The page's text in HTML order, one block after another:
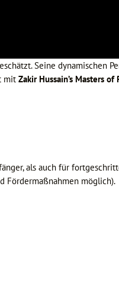
Seine dynamischen
mit Zakir Hussain’s Masters of
als auch für
Fördermaßnahmen möglich).